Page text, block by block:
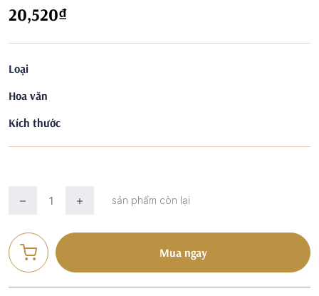
20,520₫
Loại
Hoa văn
Kích thước
sản phẩm còn lại
Mua ngay